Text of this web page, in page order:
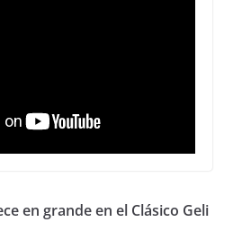
en grande en el Clásico Geli